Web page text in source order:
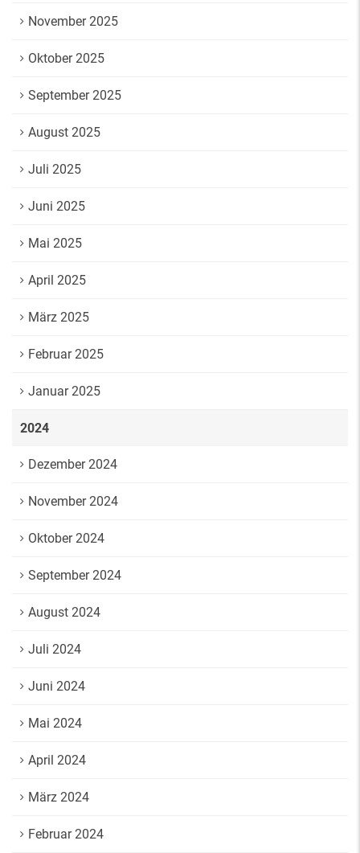
November 2025
Oktober 2025
September 2025
August 2025
Juli 2025
Juni 2025
Mai 2025
April 2025
März 2025
Februar 2025
Januar 2025
2024
Dezember 2024
November 2024
Oktober 2024
September 2024
August 2024
Juli 2024
Juni 2024
Mai 2024
April 2024
März 2024
Februar 2024